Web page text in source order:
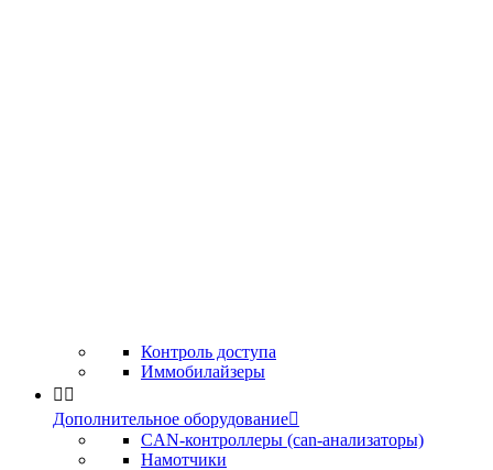
Контроль доступа
Иммобилайзеры
 
Дополнительное оборудование
CAN-контроллеры (can-анализаторы)
Намотчики